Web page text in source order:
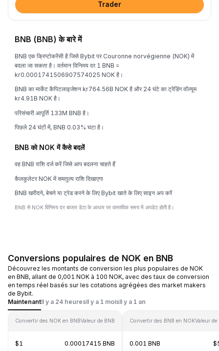
Trader
BNB (BNB) के बारे में
BNB एक क्रिप्टोकरेंसी है जिसे Bybit पर Couronne norvégienne (NOK) में
बदला जा सकता है। वर्तमान विनिमय दर 1 BNB =
kr0.0001741506907574025 NOK है।
BNB का मार्केट कैपिटलाइजेशन kr764.56B NOK है और 24 घंटे का ट्रेडिंग वॉल्यूम
kr4.91B NOK है।
परिसंचारी आपूर्ति 133M BNB है।
पिछले 24 घंटों में, BNB 0.03% घटा है।
BNB को NOK में कैसे बदलें
वह BNB राशि दर्ज करें जिसे आप बदलना चाहते हैं
कैलकुलेटर NOK में समतुल्य राशि दिखाएगा
BNB खरीदने, बेचने या ट्रेड करने के लिए Bybit खाते के लिए साइन अप करें
BNB से NOK विनिमय दर बाजार डेटा के आधार पर वास्तविक समय में अपडेट होती है।
Conversions populaires de NOK en BNB
Découvrez les montants de conversion les plus populaires de NOK
en BNB, allant de 0,001 NOK à 100 NOK, avec des taux de conversion
en temps réel basés sur les cotations agrégées des market makers
de Bybit.
MaintenantIl y a 24 heuresIl y a 1 moisIl y a 1 an
Convertir des NOK en BNBValeur de BNB
$1 0.00017415 BNB
Convertir des BNB en NOKValeur de
0.001 BNB